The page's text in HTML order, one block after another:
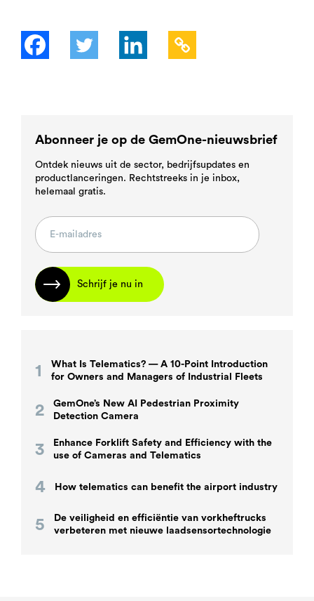
Abonneer je op de GemOne-nieuwsbrief
Ontdek nieuws uit de sector, bedrijfsupdates en
productlanceringen. Rechtstreeks in je inbox,
helemaal gratis.
Schrijf je nu in
What Is Telematics? — A 10-Point Introduction
for Owners and Managers of Industrial Fleets
GemOne’s New AI Pedestrian Proximity
Detection Camera
Enhance Forklift Safety and Efficiency with the
use of Cameras and Telematics
How telematics can benefit the airport industry
De veiligheid en efficiëntie van vorkheftrucks
verbeteren met nieuwe laadsensortechnologie